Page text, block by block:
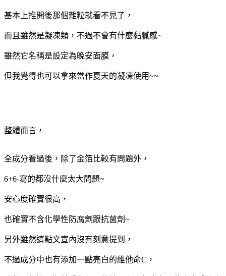
基本上推開後那個雜粒就看不見了，
而且雖然是凝凍類，不過不會有什麼黏膩感~
雖然它名稱是設定為晚安面膜，
但我覺得也可以拿來當作夏天的凝凍使用~~
整體而言，
全成分看過後，除了金箔比較有問題外，
6+6-寫的都沒什麼太大問題~
安心度確實很高，
也確實不含化學性防腐劑跟抗菌劑~
另外雖然這點文宣內沒有刻意提到，
不過成分中也有添加一點亮白的維他命C，